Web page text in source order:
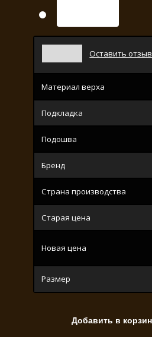
Оставить отзыв
Материал верха
Подкладка
Подошва
Бренд
Страна производства
Старая цена
Новая цена
Размер